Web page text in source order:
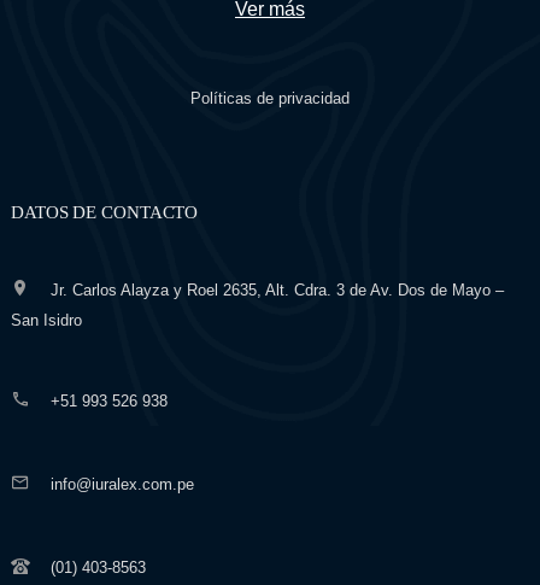
Ver más
Políticas de privacidad
DATOS DE CONTACTO
Jr. Carlos Alayza y Roel 2635, Alt. Cdra. 3 de Av. Dos de Mayo –
San Isidro
+51 993 526 938
info@iuralex.com.pe
(01) 403-8563